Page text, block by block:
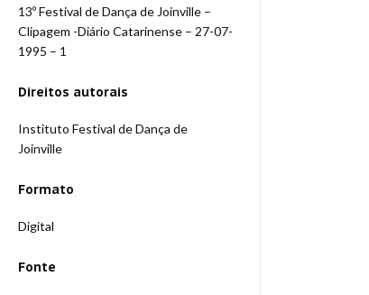
13º Festival de Dança de Joinville –
Clipagem -Diário Catarinense – 27-07-
1995 – 1
Direitos autorais
Instituto Festival de Dança de
Joinville
Formato
Digital
Fonte